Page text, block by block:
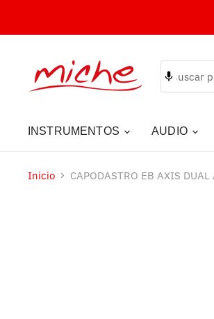
INSTRUMENTOS AUDIO
Inicio CAPODASTRO EB AXIS